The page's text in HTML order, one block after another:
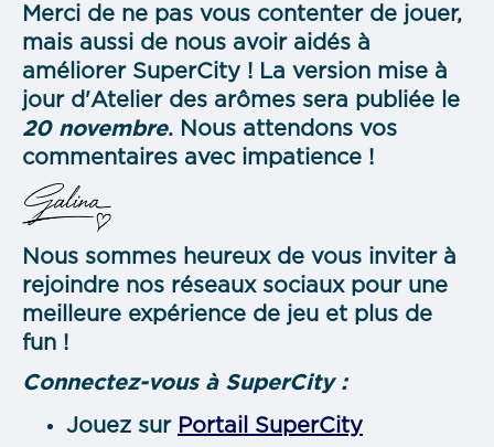
Merci de ne pas vous contenter de jouer,
mais aussi de nous avoir aidés à
améliorer SuperCity ! La version mise à
jour d'Atelier des arômes sera publiée le
20 novembre. Nous attendons vos
commentaires avec impatience !
Nous sommes heureux de vous inviter à
rejoindre nos réseaux sociaux pour une
meilleure expérience de jeu et plus de
fun !
Connectez-vous à SuperCity :
Jouez sur Portail SuperCity